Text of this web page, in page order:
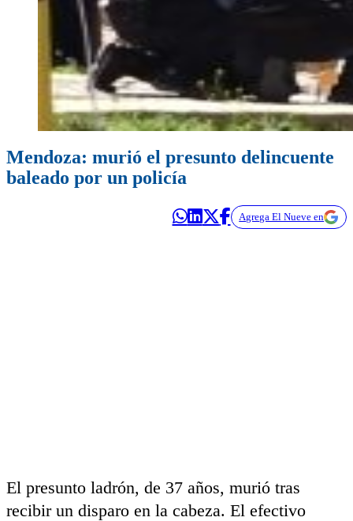
Mendoza: murió el presunto delincuente
baleado por un policía
Agrega El Nueve en
El presunto ladrón, de 37 años, murió tras
recibir un disparo en la cabeza. El efectivo